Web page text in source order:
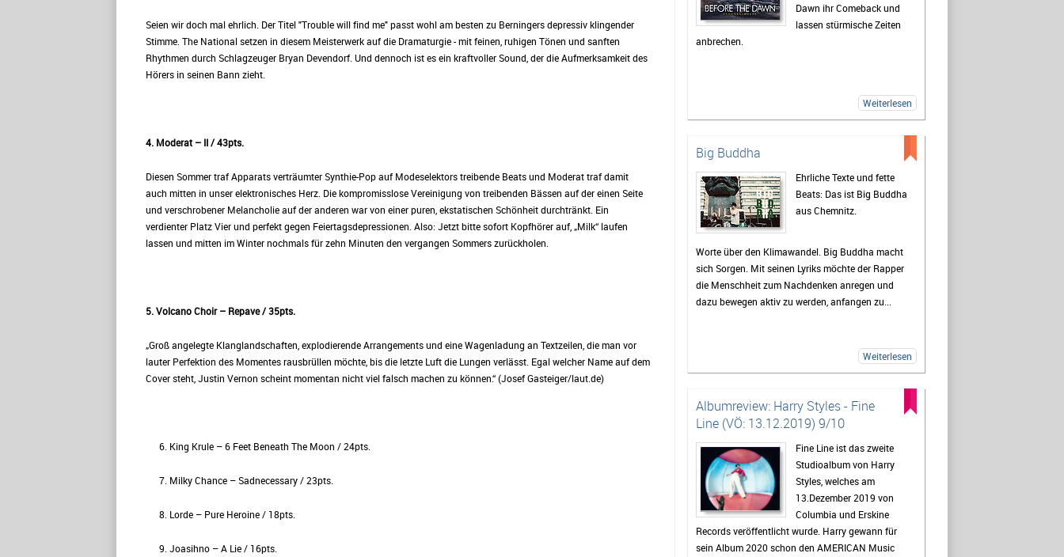
Seien wir doch mal ehrlich. Der Titel "Trouble will find me" passt wohl am besten zu Berningers depressiv klingender
Stimme. The National setzen in diesem Meisterwerk auf die Dramaturgie - mit feinen, ruhigen Tönen und sanften
Rhythmen durch Schlagzeuger Bryan Devendorf. Und dennoch ist es ein kraftvoller Sound, der die Aufmerksamkeit des
Hörers in seinen Bann zieht.
4. Moderat – II / 43pts.
Diesen Sommer traf Apparats verträumter Synthie-Pop auf Modeselektors treibende Beats und Moderat traf damit
auch mitten in unser elektronisches Herz. Die kompromisslose Vereinigung von treibenden Bässen auf der einen Seite
und verschrobener Melancholie auf der anderen war von einer puren, ekstatischen Schönheit durchtränkt. Ein
verdienter Platz Vier und perfekt gegen Feiertagsdepressionen. Also: Jetzt bitte sofort Kopfhörer auf, „Milk“ laufen
lassen und mitten im Winter nochmals für zehn Minuten den vergangen Sommers zurückholen.
5. Volcano Choir – Repave / 35pts.
„Groß angelegte Klanglandschaften, explodierende Arrangements und eine Wagenladung an Textzeilen, die man vor
lauter Perfektion des Momentes rausbrüllen möchte, bis die letzte Luft die Lungen verlässt. Egal welcher Name auf dem
Cover steht, Justin Vernon scheint momentan nicht viel falsch machen zu können.“ (Josef Gasteiger/laut.de)
King Krule – 6 Feet Beneath The Moon / 24pts.
Milky Chance – Sadnecessary / 23pts.
Lorde – Pure Heroine / 18pts.
Joasihno – A Lie / 16pts.
Dawn ihr Comeback und
lassen stürmische Zeiten
anbrechen.
Weiterlesen
Big Buddha
Ehrliche Texte und fette
Beats: Das ist Big Buddha
aus Chemnitz.
Worte über den Klimawandel. Big Buddha macht
sich Sorgen. Mit seinen Lyriks möchte der Rapper
die Menschheit zum Nachdenken anregen und
dazu bewegen aktiv zu werden, anfangen zu...
Weiterlesen
Albumreview: Harry Styles - Fine
Line (VÖ: 13.12.2019) 9/10
Fine Line ist das zweite
Studioalbum von Harry
Styles, welches am
13.Dezember 2019 von
Columbia und Erskine
Records veröffentlicht wurde. Harry gewann für
sein Album 2020 schon den AMERICAN Music